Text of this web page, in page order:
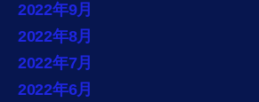
2022年9月
2022年8月
2022年7月
2022年6月